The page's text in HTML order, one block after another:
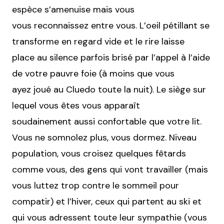
espèce s’amenuise mais vous
vous reconnaissez entre vous. L’oeil pétillant se
transforme en regard vide et le rire laisse
place au silence parfois brisé par l’appel à l’aide
de votre pauvre foie (à moins que vous
ayez joué au Cluedo toute la nuit). Le siège sur
lequel vous êtes vous apparaît
soudainement aussi confortable que votre lit.
Vous ne somnolez plus, vous dormez. Niveau
population, vous croisez quelques fêtards
comme vous, des gens qui vont travailler (mais
vous luttez trop contre le sommeil pour
compatir) et l’hiver, ceux qui partent au ski et
qui vous adressent toute leur sympathie (vous